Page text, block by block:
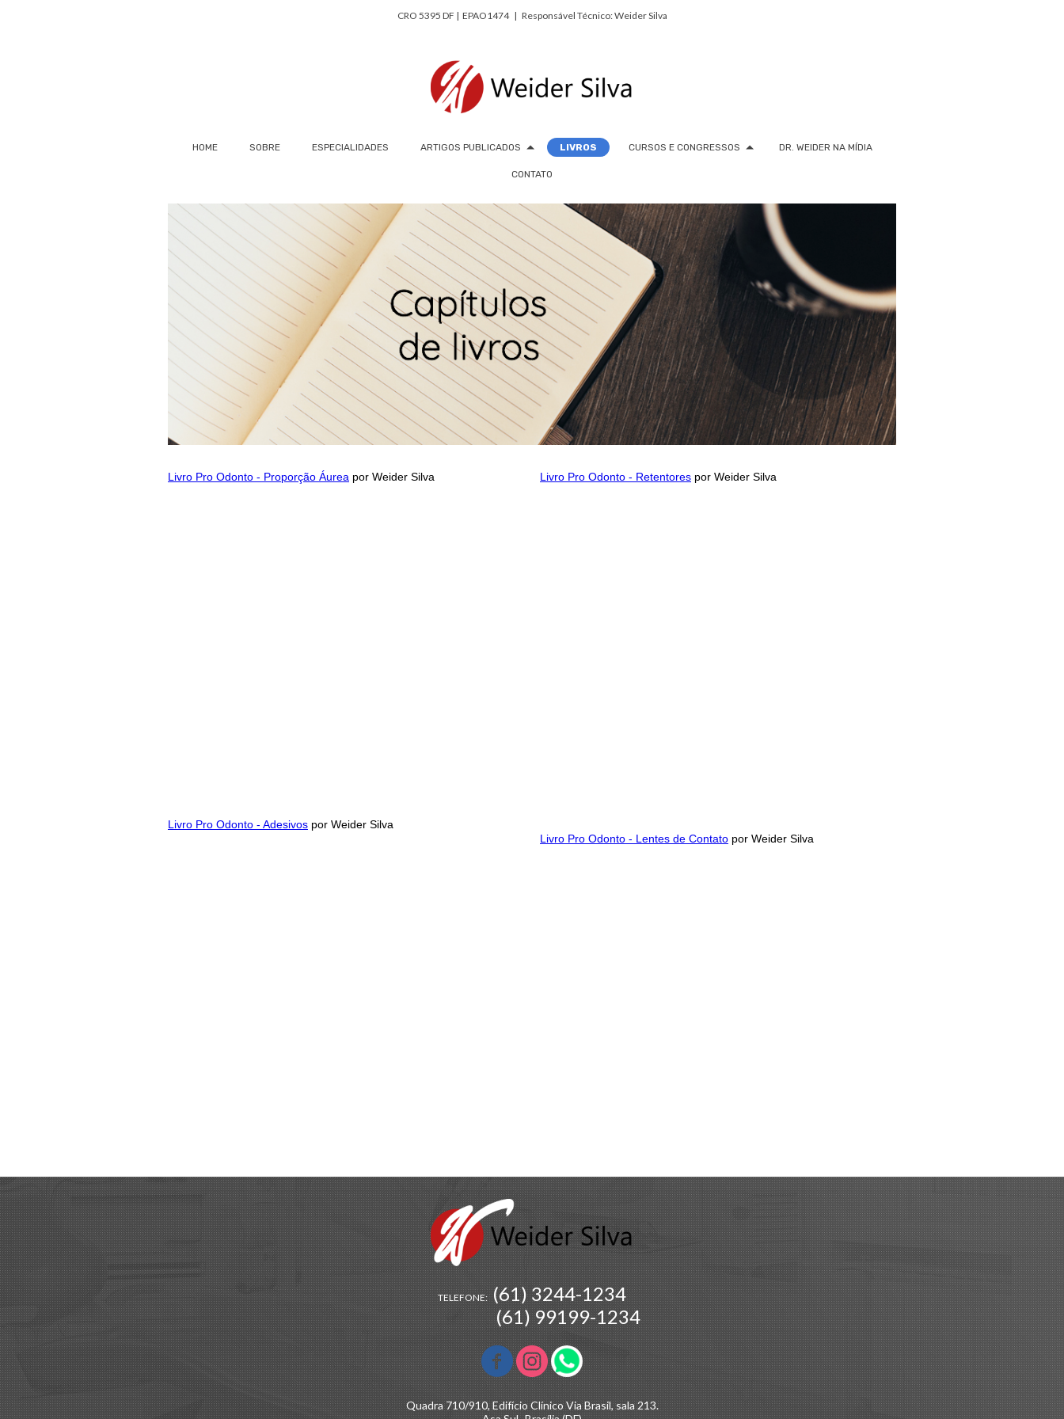
CRO 5395 DF | EPAO1474 | Responsável Técnico: Weider Silva
HOME SOBRE ESPECIALIDADES ARTIGOS PUBLICADOS LIVROS CURSOS E CONGRESSOS DR. WEIDER NA MÍDIA
CONTATO
Livro Pro Odonto - Proporção Áurea por Weider Silva
Livro Pro Odonto - Adesivos por Weider Silva
Livro Pro Odonto - Retentores por Weider Silva
Livro Pro Odonto - Lentes de Contato por Weider Silva
TELEFONE:(61) 3244-1234
(61) 99199-1234
Quadra 710/910, Edifício Clínico Via Brasil, sala 213.